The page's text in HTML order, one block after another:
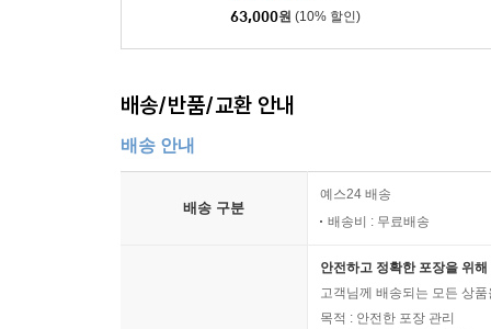
63,000원 (10% 할인)
배송/반품/교환 안내
배송 안내
배송 구분
예스24 배송
배송비 : 무료배송
안전하고 정확한 포장을 위
고객님께 배송되는 모든 상
목적 : 안전한 포장 관리